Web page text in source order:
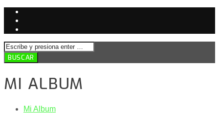
MI ALBUM
Mi Album